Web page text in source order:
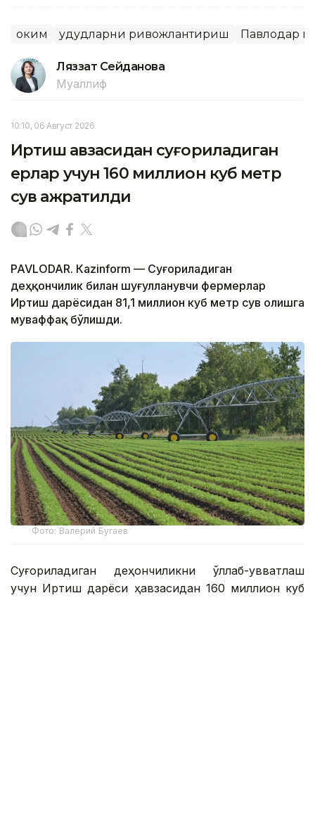
Ҳоким Ҳудудларни ривожлантириш Павлодар
Ляззат Сейданова
Муаллиф
10:10, 06 Август 2026
Иртиш ҳавзасидан суғориладиган
ерлар учун 160 миллион куб метр
сув ажратилди
PAVLODAR. Кazinform — Суғориладиган
деҳқончилик билан шуғулланувчи фермерлар
Иртиш дарёсидан 81,1 миллион куб метр сув олишга
муваффақ бўлишди.
Фото: Валерий Бугаев
Суғориладиган деҳқончиликни қўллаб-қувватлаш
учун Иртиш дарёси ҳавзасидан 160 миллион куб